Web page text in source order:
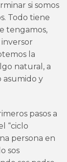
si somos
Todo tiene
tengamos,
la
natural, a
asumido y
pasos a
“ciclo
persona en
sos